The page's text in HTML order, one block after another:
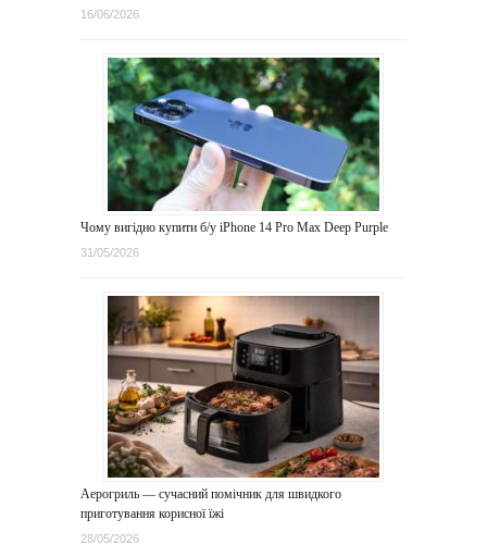
16/06/2026
Чому вигідно купити б/у iPhone 14 Pro Max Deep Purple
31/05/2026
Аерогриль — сучасний помічник для швидкого
приготування корисної їжі
28/05/2026